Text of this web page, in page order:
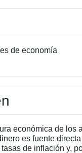
de economía
económica de los
es fuente
tasas de inflación y,